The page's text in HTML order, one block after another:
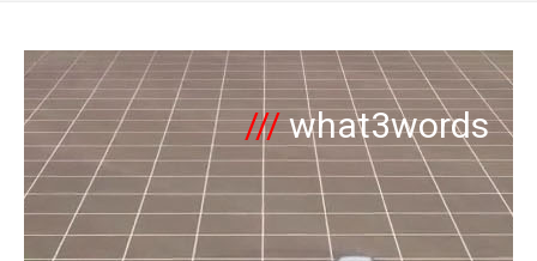
///what3words